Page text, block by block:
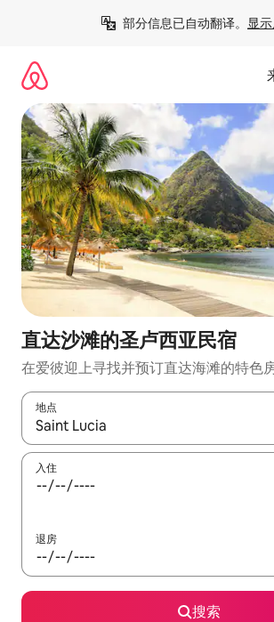
部分信息已自动翻译。 显
直达沙滩的圣卢西亚民宿
在爱彼迎上寻找并预订直达海滩的特色
地点
如有搜索结果，请使用上下方向键查看，
入住
退房
搜索